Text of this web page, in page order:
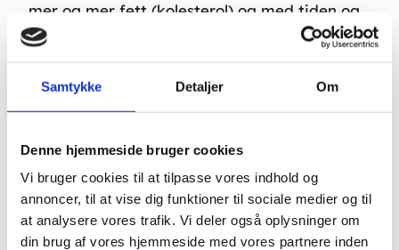
Samtykke Detaljer Om
Denne hjemmeside bruger cookies
Vi bruger cookies til at tilpasse vores indhold og
annoncer, til at vise dig funktioner til sociale medier og til
at analysere vores trafik. Vi deler også oplysninger om
din brug af vores hjemmeside med vores partnere inden
mer og mer fett (kolesterol) og med tiden og
så vev og kalkavleiringer. Disse avleiringene
kan tilslutt helt tette en blodåre med
katastrofale situasjoner som følge i hjerte,
hjerne, ben eller organer, alt etter hvilket vev
ikke lenger forsyner med blod. En del av dette
opphopete fettet/bindevevet/kalken kan
også løsne og flyte med blodstrømmen.